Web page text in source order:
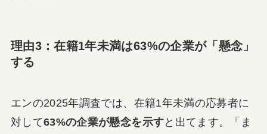
理由3：在籍1年未満は63%の企業が「懸念」
する
エンの2025年調査では、在籍1年未満の応募者に
対して63%の企業が懸念を示すと出てます。「ま